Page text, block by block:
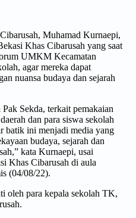
Muhamad Kurnaepi,
Khas Cibarusah yang saat
UMKM Kecamatan
agar mereka dapat
nuansa budaya dan sejarah
Sekda, terkait pemakaian
dan para siswa sekolah
batik ini menjadi media yang
budaya, sejarah dan
kata Kurnaepi, usai
Khas Cibarusah di aula
(04/08/22).
oleh para kepala sekolah TK,